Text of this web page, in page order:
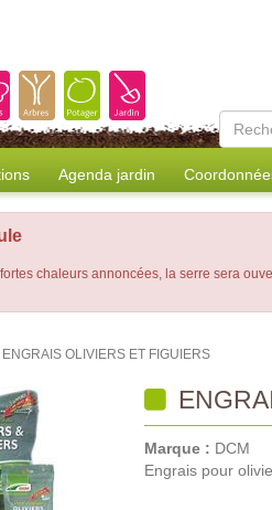
Agenda jardin
chaleurs annoncées, la serre sera
ENGRAIS OLIVIERS ET FIGUIERS
Marque : DCM
Engrais pour